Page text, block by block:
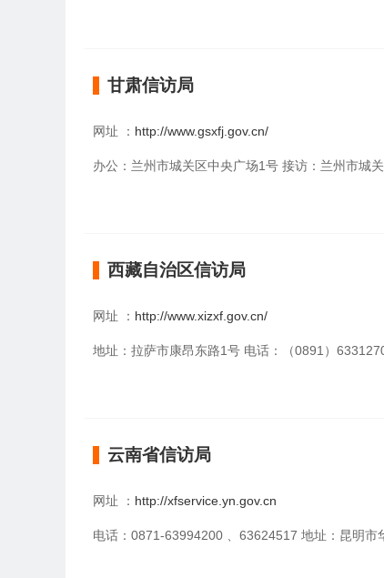
甘肃信访局
网址 ： http://www.gsxfj.gov.cn/
办公：兰州市城关区中央广场1号 接访：兰州市城
西藏自治区信访局
网址 ： http://www.xizxf.gov.cn/
地址：拉萨市康昂东路1号 电话：（0891）
云南省信访局
网址 ： http://xfservice.yn.gov.cn
电话：0871-63994200 、63624517 地址：昆明市